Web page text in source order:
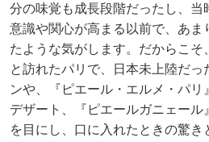
分の味覚も成長段階だったし、当
意識や関心が高まる以前で、あま
たような気がします。だからこそ
と訪れたパリで、日本未上陸だっ
ンや、『ピエール・エルメ・パリ
デザート、『ピエールガニェール
を目にし、口に入れたときの驚き